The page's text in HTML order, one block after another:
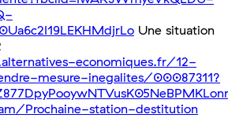
Une situation
economiques.fr/12-
mesure-inegalites/00087311?
Prochaine-station-destitution